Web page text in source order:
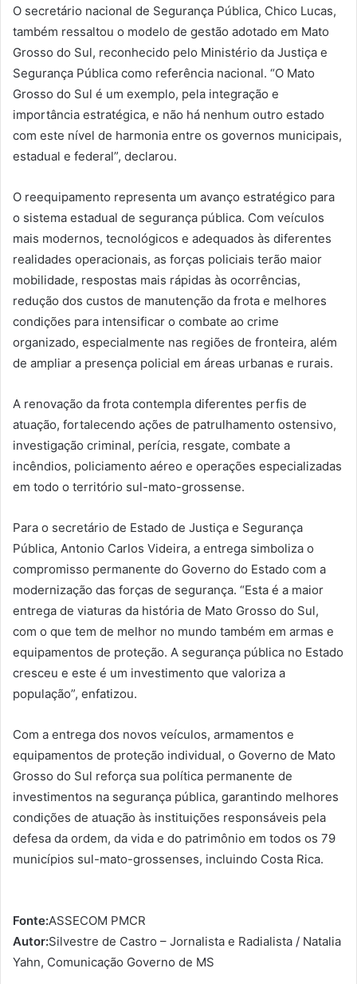
O secretário nacional de Segurança Pública, Chico Lucas,
também ressaltou o modelo de gestão adotado em Mato
Grosso do Sul, reconhecido pelo Ministério da Justiça e
Segurança Pública como referência nacional. “O Mato
Grosso do Sul é um exemplo, pela integração e
importância estratégica, e não há nenhum outro estado
com este nível de harmonia entre os governos municipais,
estadual e federal”, declarou.
O reequipamento representa um avanço estratégico para
o sistema estadual de segurança pública. Com veículos
mais modernos, tecnológicos e adequados às diferentes
realidades operacionais, as forças policiais terão maior
mobilidade, respostas mais rápidas às ocorrências,
redução dos custos de manutenção da frota e melhores
condições para intensificar o combate ao crime
organizado, especialmente nas regiões de fronteira, além
de ampliar a presença policial em áreas urbanas e rurais.
A renovação da frota contempla diferentes perfis de
atuação, fortalecendo ações de patrulhamento ostensivo,
investigação criminal, perícia, resgate, combate a
incêndios, policiamento aéreo e operações especializadas
em todo o território sul-mato-grossense.
Para o secretário de Estado de Justiça e Segurança
Pública, Antonio Carlos Videira, a entrega simboliza o
compromisso permanente do Governo do Estado com a
modernização das forças de segurança. “Esta é a maior
entrega de viaturas da história de Mato Grosso do Sul,
com o que tem de melhor no mundo também em armas e
equipamentos de proteção. A segurança pública no Estado
cresceu e este é um investimento que valoriza a
população”, enfatizou.
Com a entrega dos novos veículos, armamentos e
equipamentos de proteção individual, o Governo de Mato
Grosso do Sul reforça sua política permanente de
investimentos na segurança pública, garantindo melhores
condições de atuação às instituições responsáveis pela
defesa da ordem, da vida e do patrimônio em todos os 79
municípios sul-mato-grossenses, incluindo Costa Rica.
Fonte:ASSECOM PMCR
Autor:Silvestre de Castro – Jornalista e Radialista / Natalia
Yahn, Comunicação Governo de MS